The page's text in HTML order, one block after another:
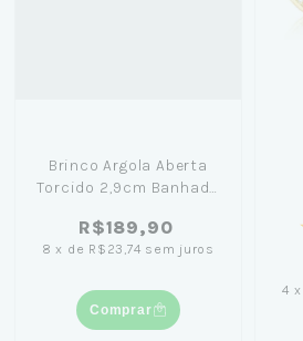
Brinco Argola Aberta
Torcido 2,9cm Banhado
Koeler
R$189,90
8 x de R$23,74 sem juros
Comprar
4 x